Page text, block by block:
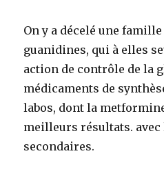
On y a décelé une
guanidines, qui à elles
action de contrôle de la
médicaments de
labos, dont la
meilleurs résultats.
secondaires.